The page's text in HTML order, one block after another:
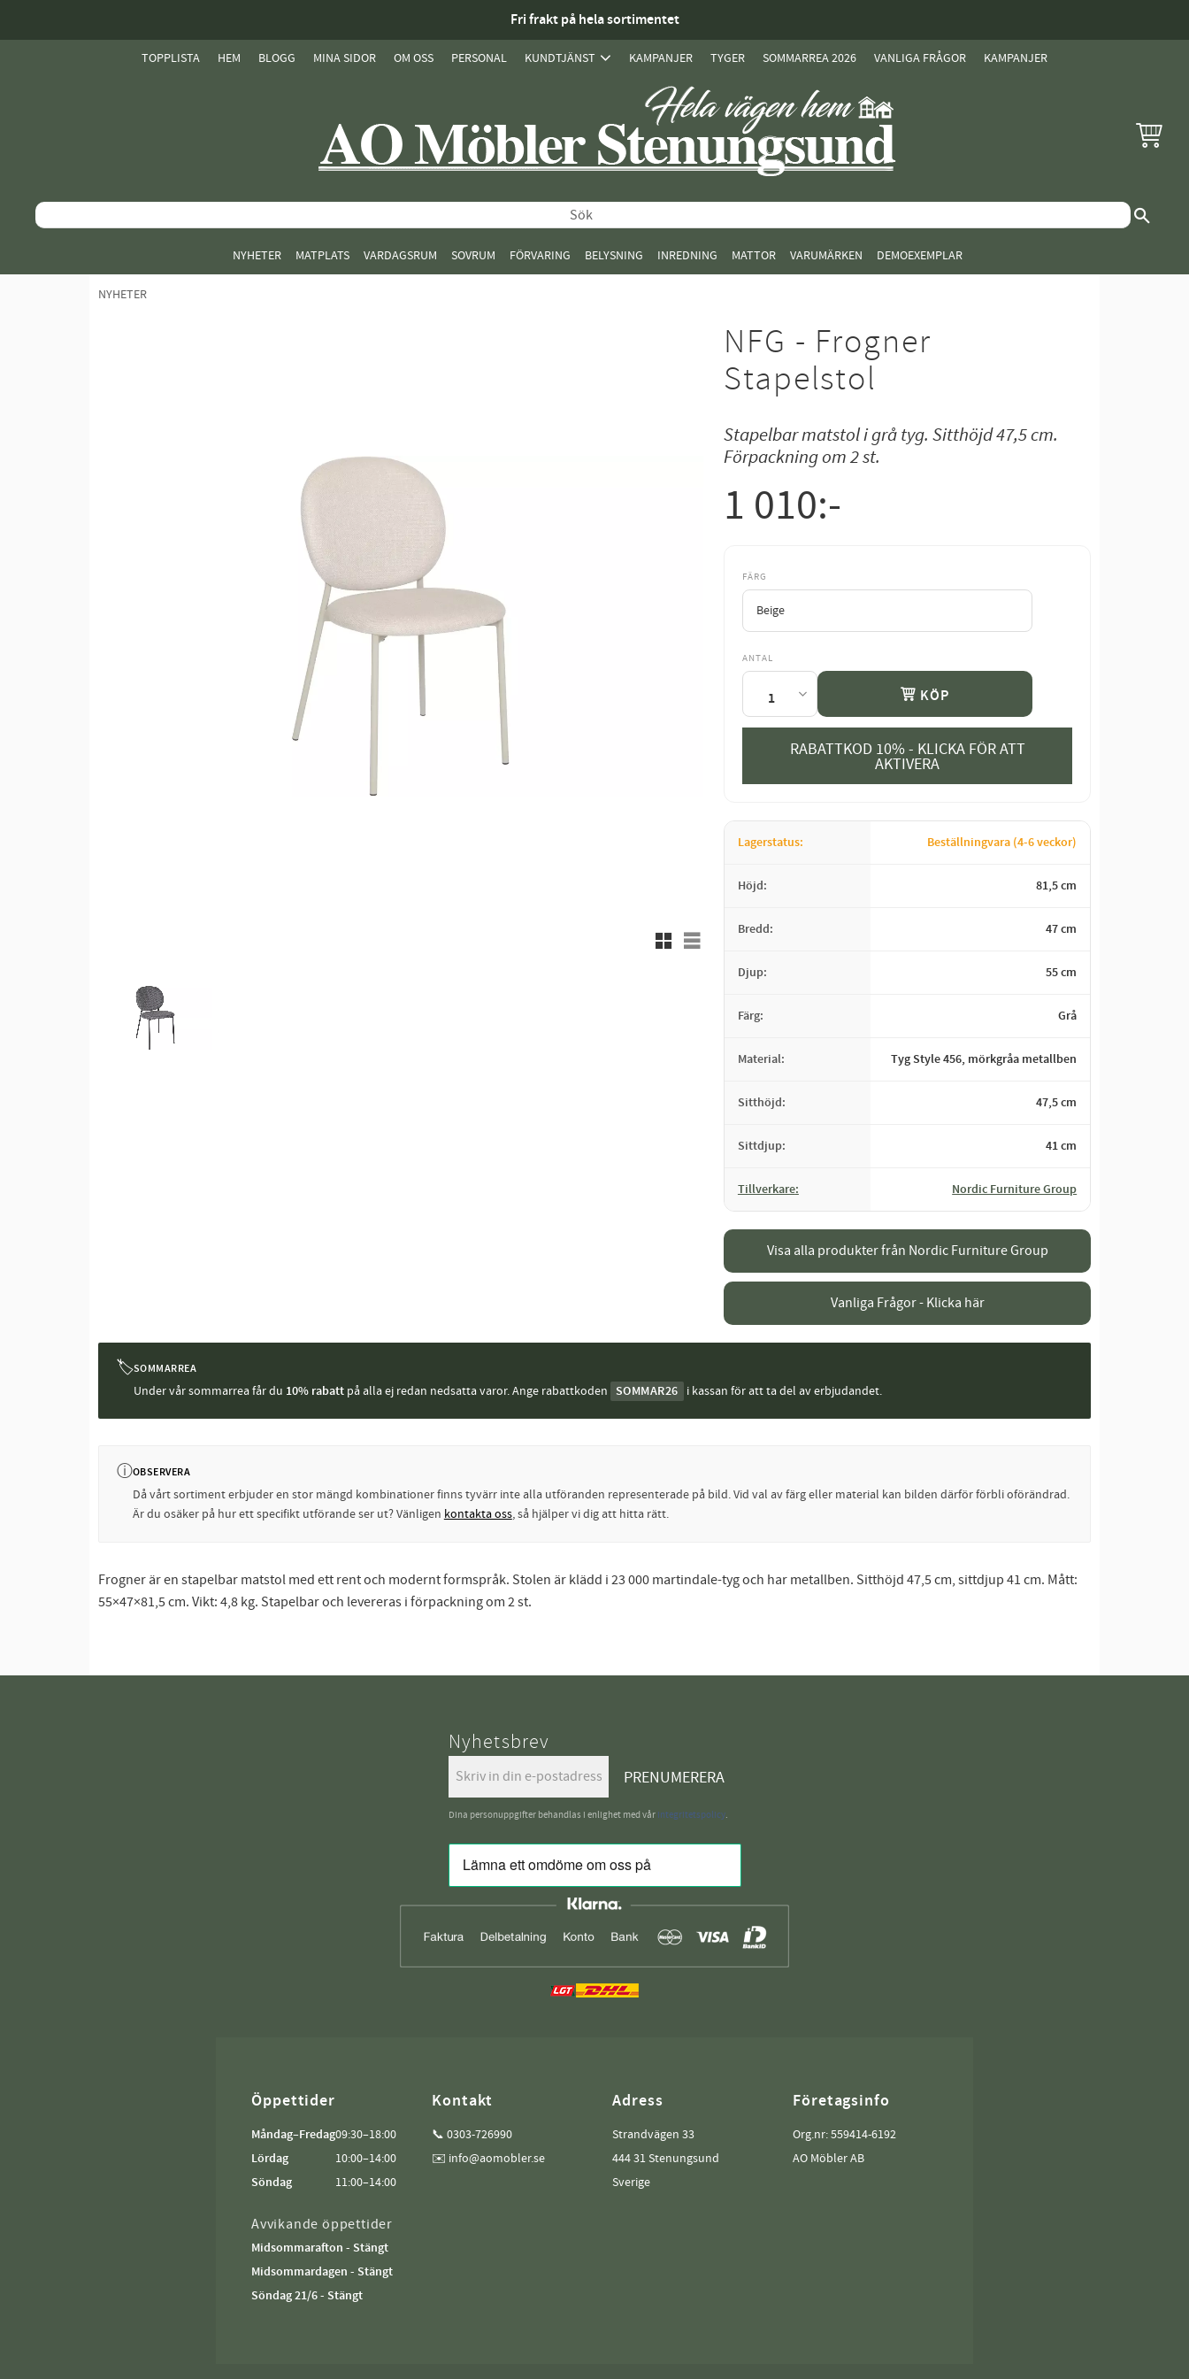
Fri frakt på hela sortimentet
TOPPLISTA HEM BLOGG MINA SIDOR OM OSS PERSONAL KUNDTJÄNST KAMPANJER TYGER SOMMARREA 2026 VANLIGA FRÅGOR KAMPANJER
NYHETER MATPLATS VARDAGSRUM SOVRUM FÖRVARING BELYSNING INREDNING MATTOR VARUMÄRKEN DEMOEXEMPLAR
NYHETER
NFG - Frogner
Stapelstol
Stapelbar matstol i grå tyg. Sitthöjd 47,5 cm.
Förpackning om 2 st.
Rutnätsvy
Listvy
1 010:-
FÄRG
ANTAL
KÖP
RABATTKOD 10% - KLICKA FÖR ATT
AKTIVERA
Lagerstatus Beställningvara (4-6 veckor)
Höjd 81,5 cm
Bredd 47 cm
Djup 55 cm
Färg Grå
Material Tyg Style 456, mörkgråa metallben
Sitthöjd 47,5 cm
Sittdjup 41 cm
Tillverkare Nordic Furniture Group
Visa alla produkter från Nordic Furniture Group
Vanliga Frågor - Klicka här
🏷SOMMARREA
Under vår sommarrea får du 10% rabattpå alla ej redan nedsatta varor. Ange rabattkoden SOMMAR26 i kassan för att ta del av erbjudandet.
ⓘOBSERVERA
Då vårt sortiment erbjuder en stor mängd kombinationer finns tyvärr inte alla utföranden representerade på bild. Vid val av färg eller material kan bilden därför förbli oförändrad.
Är du osäker på hur ett specifikt utförande ser ut? Vänligen kontakta oss, så hjälper vi dig att hitta rätt.
Frogner är en stapelbar matstol med ett rent och modernt formspråk. Stolen är klädd i 23 000 martindale-tyg och har metallben. Sitthöjd 47,5 cm, sittdjup 41 cm. Mått:
55×47×81,5 cm. Vikt: 4,8 kg. Stapelbar och levereras i förpackning om 2 st.
Nyhetsbrev
PRENUMERERA
Dina personuppgifter behandlas i enlighet med vår integritetspolicy.
Öppettider
Måndag–Fredag09:30–18:00
Lördag
10:00–14:00
Söndag
11:00–14:00
Avvikande öppettider
Midsommarafton - Stängt
Midsommardagen - Stängt
Söndag 21/6 - Stängt
Kontakt
📞 0303-726990
✉️ info@aomobler.se
Adress
Strandvägen 33
444 31 Stenungsund
Sverige
Företagsinfo
Org.nr: 559414-6192
AO Möbler AB